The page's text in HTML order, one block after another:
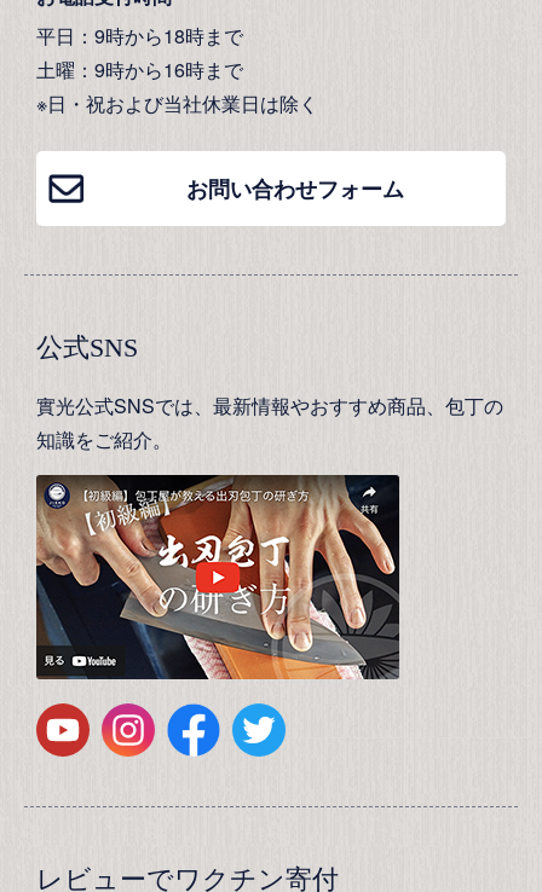
平日：9時から18時まで
土曜：9時から16時まで
※日・祝および当社休業日は除く
お問い合わせフォーム
公式SNS
實光公式SNSでは、最新情報やおすすめ商品、包丁の
知識をご紹介。
レビューでワクチン寄付